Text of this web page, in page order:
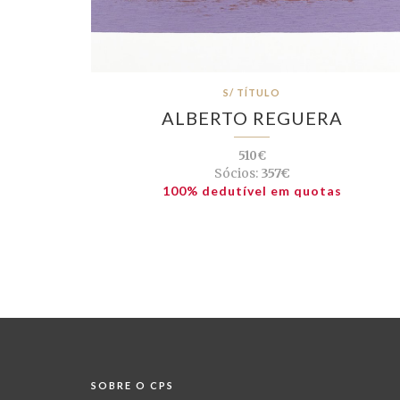
S/ TÍTULO
ALBERTO REGUERA
510€
Sócios:357€
100% dedutível em quotas
SOBRE O CPS